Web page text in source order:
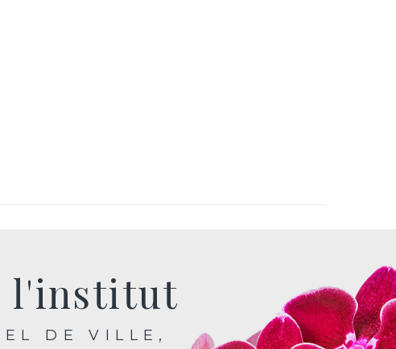
l'institut
DE VILLE,